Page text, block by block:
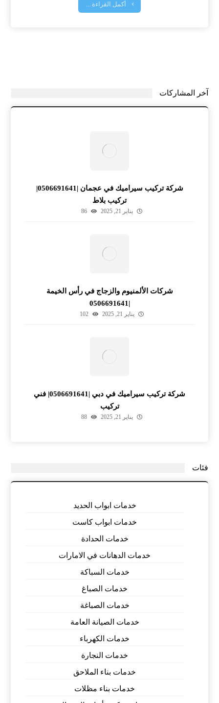
أكمل القراءة ...
آخر المشاركات
شركة تركيب سيراميك في عجمان |0506691641|
تركيب بلاط
يناير 21, 2025 86
شركات الألمنيوم والزجاج في رأس الخيمة
|0506691641
يناير 21, 2025 102
شركة تركيب سيراميك في دبي |0506691641| فني
تركيب
يناير 21, 2025 88
فئات
خدمات ابواب الحديد
خدمات ابواب كاست
خدمات الحدادة
خدمات الدهانات في الامارات
خدمات السباكة
خدمات الصباغ
خدمات الصباغة
خدمات الصيانة العامة
خدمات الكهرباء
خدمات النجارة
خدمات بناء الملاحق
خدمات بناء مظلات